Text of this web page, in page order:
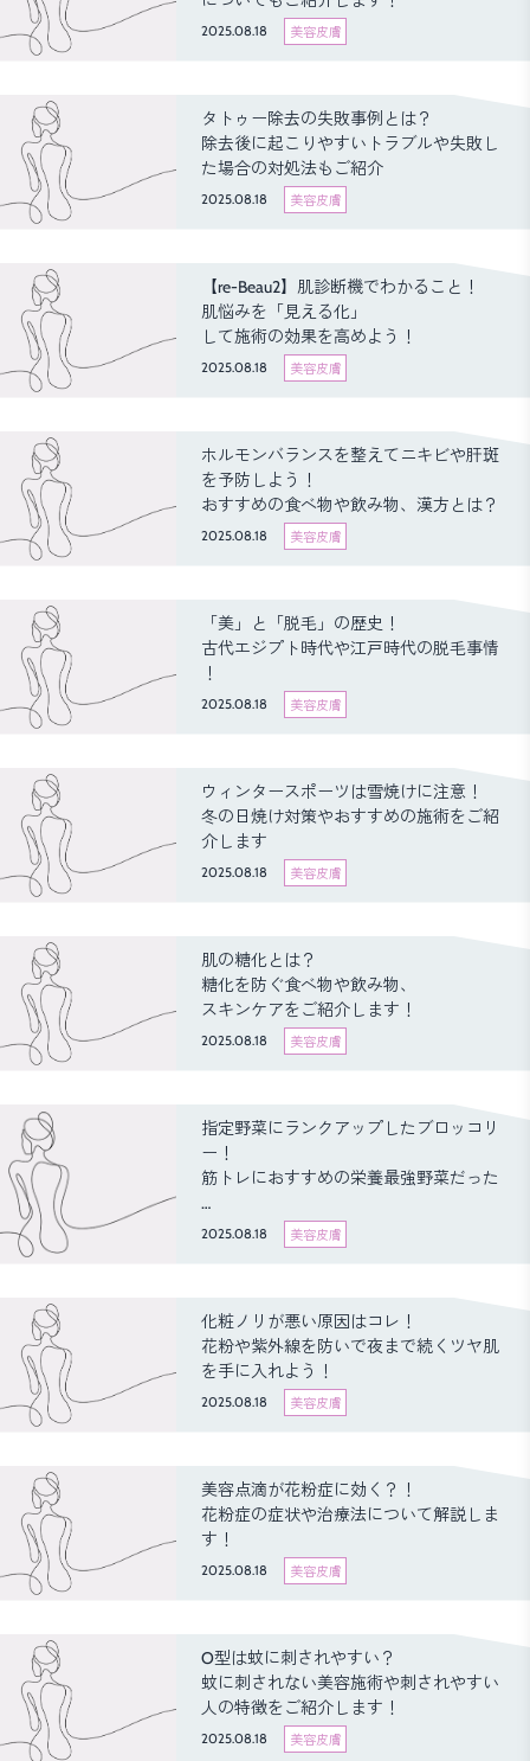
2025.08.18 美容皮膚
タトゥー除去の失敗事例とは？
除去後に起こりやすいトラブルや失敗し
た場合の対処法もご紹介
2025.08.18 美容皮膚
【re-Beau2】肌診断機でわかること！
肌悩みを「見える化」
して施術の効果を高めよう！
2025.08.18 美容皮膚
ホルモンバランスを整えてニキビや肝斑
を予防しよう！
おすすめの食べ物や飲み物、漢方とは？
2025.08.18 美容皮膚
「美」と「脱毛」の歴史！
古代エジプト時代や江戸時代の脱毛事情
！
2025.08.18 美容皮膚
ウィンタースポーツは雪焼けに注意！
冬の日焼け対策やおすすめの施術をご紹
介します
2025.08.18 美容皮膚
肌の糖化とは？
糖化を防ぐ食べ物や飲み物、
スキンケアをご紹介します！
2025.08.18 美容皮膚
指定野菜にランクアップしたブロッコリ
ー！
筋トレにおすすめの栄養最強野菜だった
…
2025.08.18 美容皮膚
化粧ノリが悪い原因はコレ！
花粉や紫外線を防いで夜まで続くツヤ肌
を手に入れよう！
2025.08.18 美容皮膚
美容点滴が花粉症に効く？！
花粉症の症状や治療法について解説しま
す！
2025.08.18 美容皮膚
O型は蚊に刺されやすい？
蚊に刺されない美容施術や刺されやすい
人の特徴をご紹介します！
2025.08.18 美容皮膚